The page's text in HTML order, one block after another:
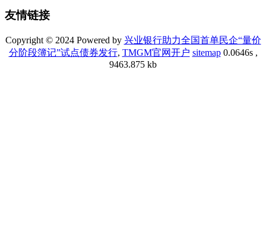
友情链接
Copyright © 2024 Powered by 兴业银行助力全国首单民企“量价
分阶段簿记”试点债券发行, TMGM官网开户 sitemap0.0646s ,
9463.875 kb